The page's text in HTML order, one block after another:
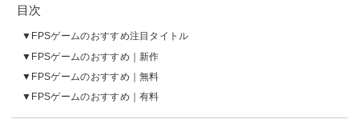
目次
FPSゲームのおすすめ注目タイトル
FPSゲームのおすすめ｜新作
FPSゲームのおすすめ｜無料
FPSゲームのおすすめ｜有料